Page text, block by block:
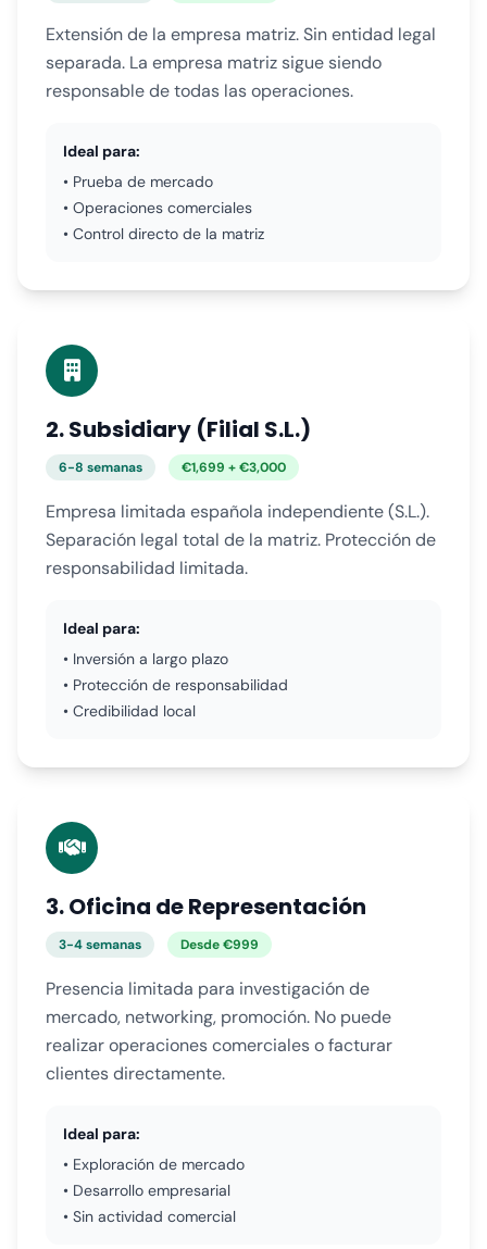
Extensión de la empresa matriz. Sin entidad legal
separada. La empresa matriz sigue siendo
responsable de todas las operaciones.
Ideal para:
• Prueba de mercado
• Operaciones comerciales
• Control directo de la matriz
2. Subsidiary (Filial S.L.)
6-8 semanas €1,699 + €3,000
Empresa limitada española independiente (S.L.).
Separación legal total de la matriz. Protección de
responsabilidad limitada.
Ideal para:
• Inversión a largo plazo
• Protección de responsabilidad
• Credibilidad local
3. Oficina de Representación
3-4 semanas Desde €999
Presencia limitada para investigación de
mercado, networking, promoción. No puede
realizar operaciones comerciales o facturar
clientes directamente.
Ideal para:
• Exploración de mercado
• Desarrollo empresarial
• Sin actividad comercial